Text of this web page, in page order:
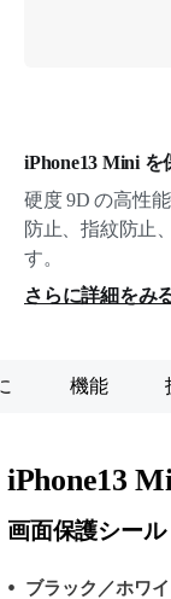
iPhone13 Mini を
硬度 9D の高性
防止、指紋防止
す。
さらに詳細をみ
機能
iPhone13
画面保護シー
ブラック／ホワイ